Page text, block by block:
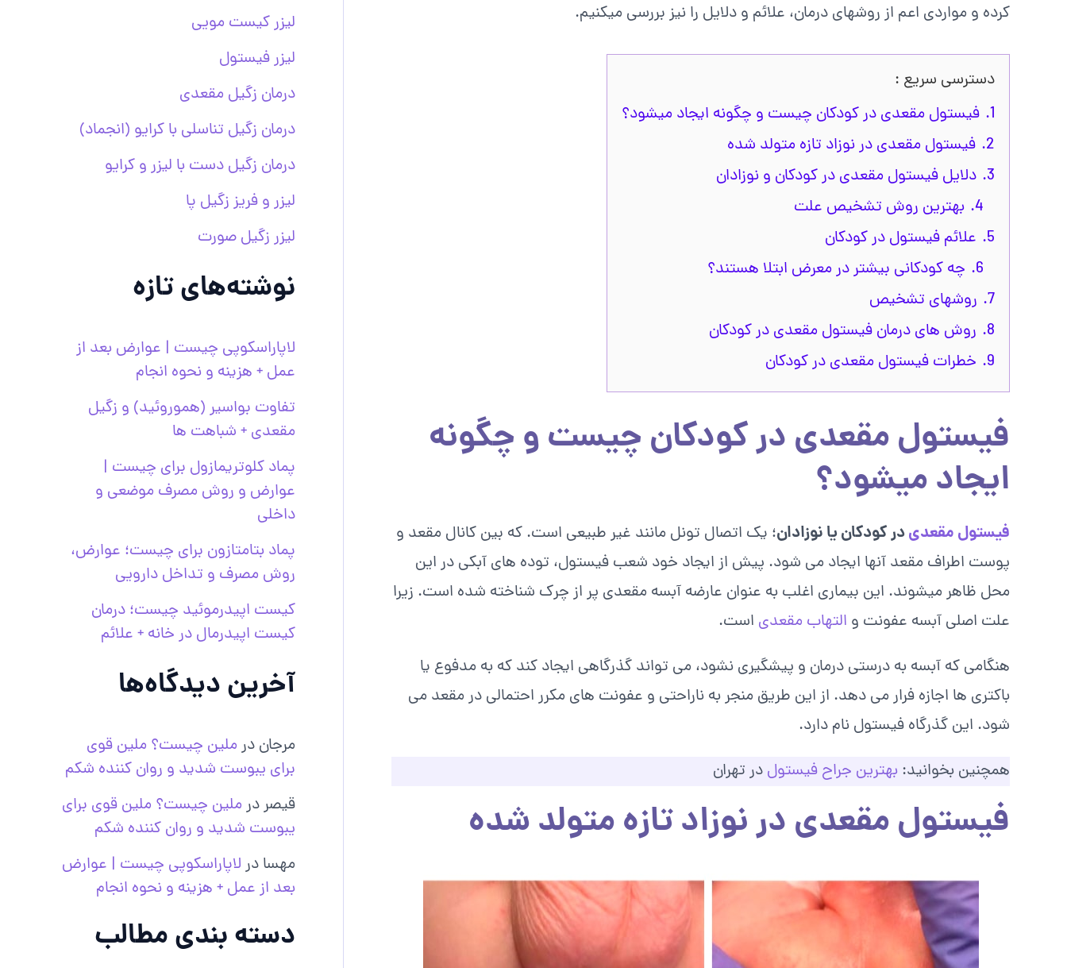
کرده و مواردی اعم از روشهای درمان، علائم و دلایل را نیز بررسی میکنیم.
دسترسی سریع :
1. فیستول مقعدی در کودکان چیست و چگونه ایجاد میشود؟
2. فیستول مقعدی در نوزاد تازه متولد شده
3. دلایل فیستول مقعدی در کودکان و نوزادان
4. بهترین روش تشخیص علت
5. علائم فیستول در کودکان
6. چه کودکانی بیشتر در معرض ابتلا هستند؟
7. روشهای تشخیص
8. روش های درمان فیستول مقعدی در کودکان
9. خطرات فیستول مقعدی در کودکان
فیستول مقعدی در کودکان چیست و چگونه
ایجاد میشود؟
فیستول مقعدیدر کودکان یا نوزادان؛ یک اتصال تونل مانند غیر طبیعی است. که بین کانال مقعد و
پوست اطراف مقعد آنها ایجاد می شود. پیش از ایجاد خود شعب فیستول، توده های آبکی در این
محل ظاهر میشوند. این بیماری اغلب به عنوان عارضه آبسه مقعدی پر از چرک شناخته شده است. زیرا
علت اصلی آبسه عفونت و التهاب مقعدی است.
هنگامی که آبسه به درستی درمان و پیشگیری نشود، می‌ تواند گذرگاهی ایجاد کند که به مدفوع یا
باکتری‌ ها اجازه فرار می‌ دهد. از این طریق منجر به ناراحتی و عفونت‌ های مکرر احتمالی در مقعد می‌
شود. این گذرگاه فیستول نام دارد.
همچنین بخوانید: بهترین جراح فیستول در تهران
فیستول مقعدی در نوزاد تازه متولد شده
لیزر کیست مویی
لیزر فیستول
درمان زگیل مقعدی
درمان زگیل تناسلی با کرایو (انجماد)
درمان زگیل دست با لیزر و کرایو
لیزر و فریز زگیل پا
لیزر زگیل صورت
نوشته‌های تازه
لاپاراسکوپی چیست | عوارض بعد از
عمل + هزینه و نحوه انجام
تفاوت بواسیر (هموروئید) و زگیل
مقعدی + شباهت ها
پماد کلوتریمازول برای چیست |
عوارض و روش مصرف موضعی و
داخلی
پماد بتامتازون برای چیست؛ عوارض،
روش مصرف و تداخل دارویی
کیست اپیدرموئید چیست؛ درمان
کیست اپیدرمال در خانه + علائم
آخرین دیدگاه‌ها
مرجان در ملین چیست؟ ملین قوی
برای یبوست شدید و روان کننده شکم
قیصردر ملین چیست؟ ملین قوی برای
یبوست شدید و روان کننده شکم
مهسا در لاپاراسکوپی چیست | عوارض
بعد از عمل + هزینه و نحوه انجام
دسته بندی مطالب